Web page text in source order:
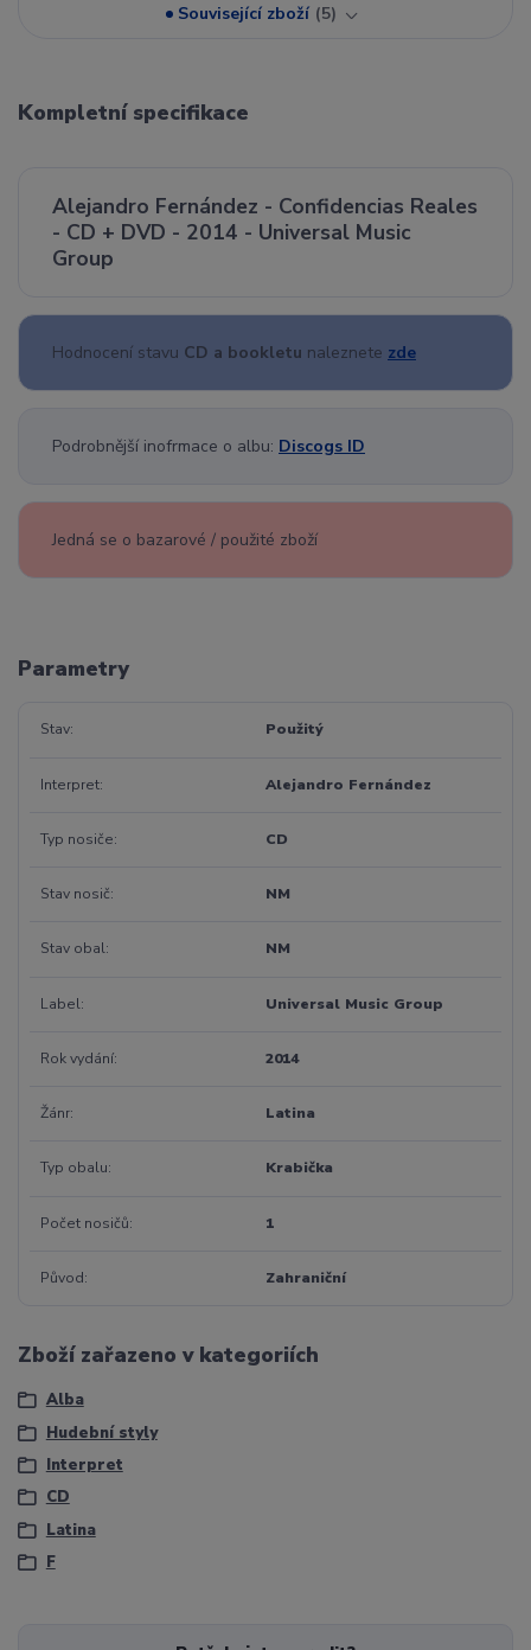
Související zboží 5
Kompletní specifikace
Alejandro Fernández - Confidencias Reales
- CD + DVD - 2014 - Universal Music
Group
Hodnocení stavu CD a bookletu naleznete zde
Podrobnější inofrmace o albu: Discogs ID
Jedná se o bazarové / použité zboží
Parametry
Stav Použitý
Interpret Alejandro Fernández
Typ nosiče CD
Stav nosič NM
Stav obal NM
Label Universal Music Group
Rok vydání 2014
Žánr Latina
Typ obalu Krabička
Počet nosičů 1
Původ Zahraniční
Zboží zařazeno v kategoriích
Alba
Hudební styly
Interpret
CD
Latina
F